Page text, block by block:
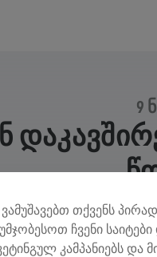
9
ვამუშავებთ თქვენს
ჩვენი
კამპანიებს